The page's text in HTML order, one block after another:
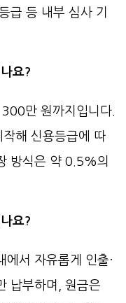
급 등 내부 심사 기
요?
만 원까지입니다.
해 신용등급에 따
방식은 약 0.5%의
요?
에서 자유롭게 인출·
납부하며, 원금은